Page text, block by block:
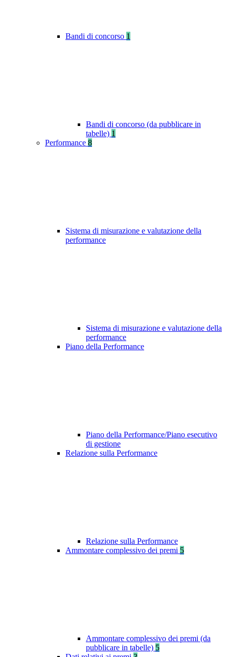
Bandi di concorso 1
Bandi di concorso (da pubblicare in
tabelle) 1
Performance 8
Sistema di misurazione e valutazione della
performance
Sistema di misurazione e valutazione della
performance
Piano della Performance
Piano della Performance/Piano esecutivo
di gestione
Relazione sulla Performance
Relazione sulla Performance
Ammontare complessivo dei premi 5
Ammontare complessivo dei premi (da
pubblicare in tabelle) 5